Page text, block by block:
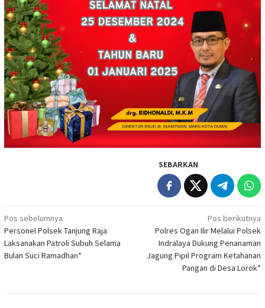
SEBARKAN
Navigasi
pos
Pos sebelumnya
Personel Polsek Tanjung Raja
Laksanakan Patroli Subuh Selama
Bulan Suci Ramadhan*
Pos berikutnya
Polres Ogan Ilir Melalui Polsek
Indralaya Dukung Penanaman
Jagung Pipil Program Ketahanan
Pangan di Desa Lorok*